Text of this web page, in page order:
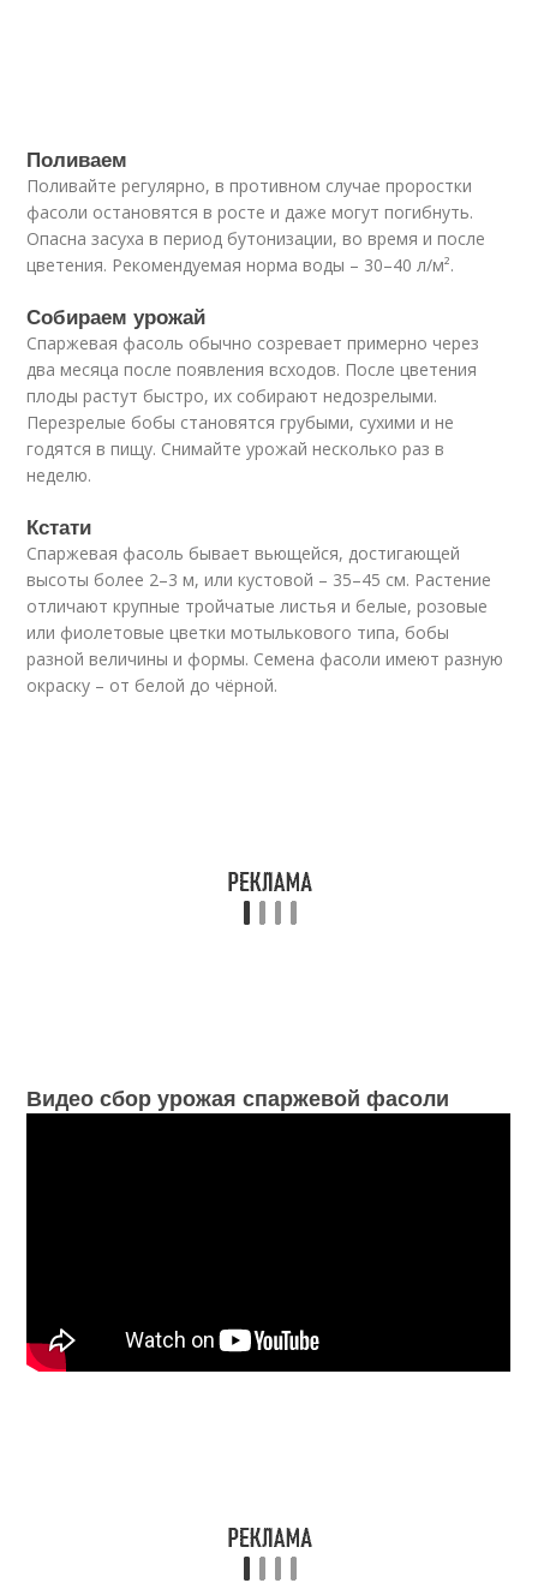
Поливаем
Поливайте регулярно, в противном случае проростки
фасоли остановятся в росте и даже могут погибнуть.
Опасна засуха в период бутонизации, во время и после
цветения. Рекомендуемая норма воды – 30–40 л/м².
Собираем урожай
Спаржевая фасоль обычно созревает примерно через
два месяца после появления всходов. После цветения
плоды растут быстро, их собирают недозрелыми.
Перезрелые бобы становятся грубыми, сухими и не
годятся в пищу. Снимайте урожай несколько раз в
неделю.
Кстати
Спаржевая фасоль бывает вьющейся, достигающей
высоты более 2–3 м, или кустовой – 35–45 см. Растение
отличают крупные тройчатые листья и белые, розовые
или фиолетовые цветки мотылькового типа, бобы
разной величины и формы. Семена фасоли имеют разную
окраску – от белой до чёрной.
Видео сбор урожая спаржевой фасоли